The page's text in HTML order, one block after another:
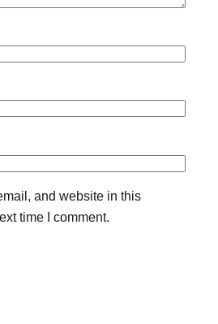
and website in this
time I comment.